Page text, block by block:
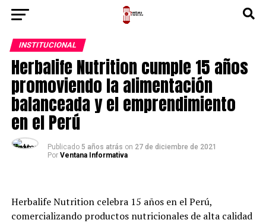
INSTITUCIONAL
Herbalife Nutrition cumple 15 años
promoviendo la alimentación
balanceada y el emprendimiento
en el Perú
Publicado 5 años atrás on 27 de diciembre de 2021
Por Ventana Informativa
Herbalife Nutrition celebra 15 años en el Perú,
comercializando productos nutricionales de alta calidad